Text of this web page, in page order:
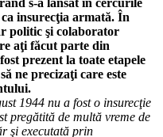
insurecţia armată. În
politic şi colaborator
aţi făcut parte din
prezent la toate etapele
ne precizaţi care este
1944 nu a fost o insurecţie
pregătită de multă vreme de
şi executată prin